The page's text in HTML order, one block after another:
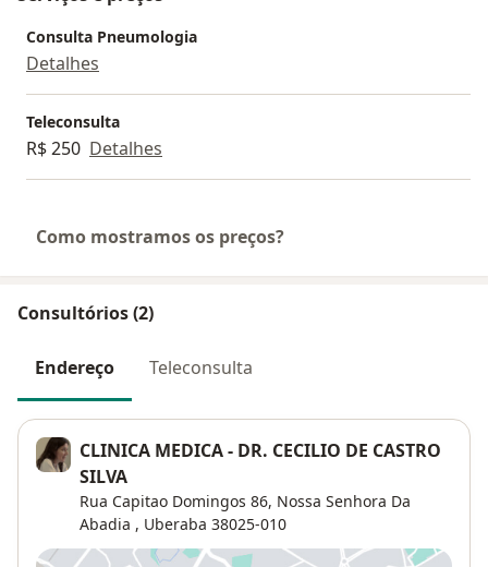
Consulta Pneumologia
Detalhes
Teleconsulta
R$ 250 Detalhes
Como mostramos os preços?
Consultórios (2)
Endereço Teleconsulta
CLINICA MEDICA - DR. CECILIO DE CASTRO
SILVA
Rua Capitao Domingos 86, Nossa Senhora Da
Abadia , Uberaba 38025-010